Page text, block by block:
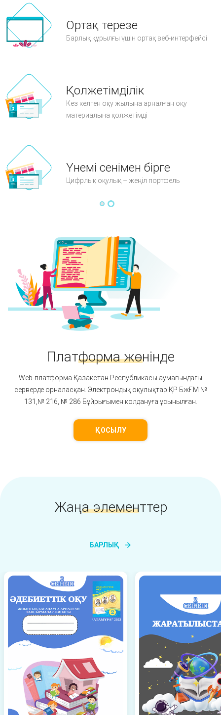
Ортақ терезе
Барлық құрылғы үшін ортақ веб-интерфейсі
Қолжетімділік
Кез келген оқу жылына арналған оқу
материалына қолжетімді
Үнемі сенімен бірге
Цифрлық оқулық – жеңіл портфель
Платформа жөнінде
Web-платформа Қазақстан Республикасы аумағындағы
серверде орналасқан. Электрондық оқулықтар ҚР БжҒМ №
131,№ 216, № 286 Бұйрығымен қолдануға ұсынылған.
ҚОСЫЛУ
Жаңа элементтер
БАРЛЫҚ